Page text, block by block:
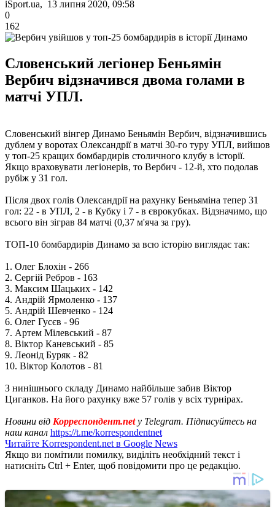
iSport.ua, 13 липня 2020, 09:58
0
162
Словенський легіонер Беньямін
Вербич відзначився двома голами в
матчі УПЛ.
Словенський вінгер Динамо Беньямін Вербич, відзначившись
дублем у воротах Олександрії в матчі 30-го туру УПЛ, вийшов
у топ-25 кращих бомбардирів столичного клубу в історії.
Якщо враховувати легіонерів, то Вербич - 12-й, хто подолав
рубіж у 31 гол.
Після двох голів Олександрії на рахунку Беньяміна тепер 31
гол: 22 - в УПЛ, 2 - в Кубку і 7 - в єврокубках. Відзначимо, що
всього він зіграв 84 матчі (0,37 м'яча за гру).
ТОП-10 бомбардирів Динамо за всю історію виглядає так:
1. Олег Блохін - 266
2. Сергій Ребров - 163
3. Максим Шацьких - 142
4. Андрій Ярмоленко - 137
5. Андрій Шевченко - 124
6. Олег Гусєв - 96
7. Артем Мілевський - 87
8. Віктор Каневський - 85
9. Леонід Буряк - 82
10. Віктор Колотов - 81
З нинішнього складу Динамо найбільше забив Віктор
Циганков. На його рахунку вже 57 голів у всіх турнірах.
Новини від Корреспондент.net у Telegram. Підписуйтесь на
наш канал https://t.me/korrespondentnet
Читайте Korrespondent.net в Google News
Якщо ви помітили помилку, виділіть необхідний текст і
натисніть Ctrl + Enter, щоб повідомити про це редакцію.